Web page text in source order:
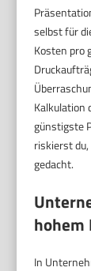
selbst für
Kosten pro
Kalkulation
günstigste
riskierst
gedacht.
hohem
In